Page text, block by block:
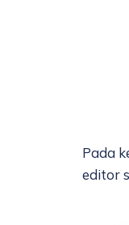
Pada
editor